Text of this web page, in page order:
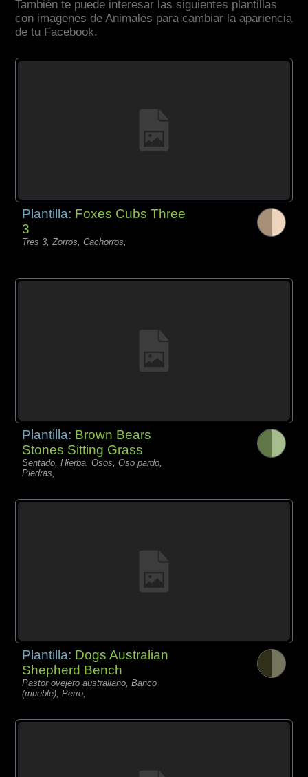
También te puede interesar las siguientes plantillas
con imagenes de Animales para cambiar la apariencia
de tu Facebook.
Plantilla: Foxes Cubs Three
3
Tres 3, Zorros, Cachorros,
Plantilla: Brown Bears
Stones Sitting Grass
Sentado, Hierba, Osos, Oso pardo,
Piedras,
Plantilla: Dogs Australian
Shepherd Bench
Pastor ovejero australiano, Banco
(mueble), Perro,